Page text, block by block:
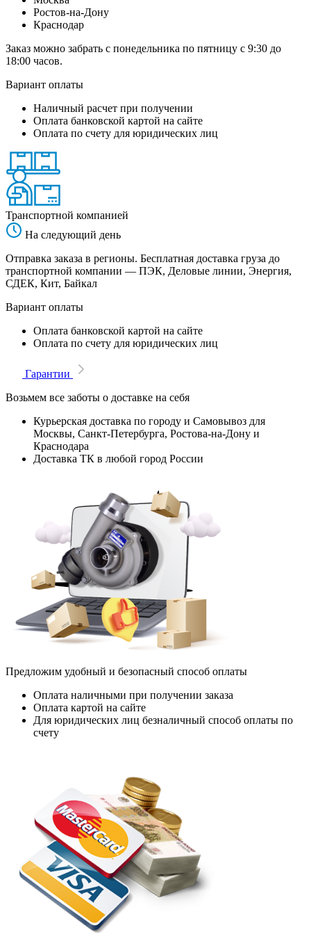
Ростов-на-Дону
Краснодар
Заказ можно забрать с понедельника по пятницу с 9:30 до
18:00 часов.
Вариант оплаты
Наличный расчет при получении
Оплата банковской картой на сайте
Оплата по счету для юридических лиц
Транспортной компанией
На следующий день
Отправка заказа в регионы. Бесплатная доставка груза до
транспортной компании — ПЭК, Деловые линии, Энергия,
СДЕК, Кит, Байкал
Вариант оплаты
Оплата банковской картой на сайте
Оплата по счету для юридических лиц
Гарантии
Возьмем все заботы о доставке на себя
Курьерская доставка по городу и Самовывоз для
Москвы, Санкт-Петербурга, Ростова-на-Дону и
Краснодара
Доставка ТК в любой город России
Предложим удобный и безопасный способ оплаты
Оплата наличными при получении заказа
Оплата картой на сайте
Для юридических лиц безналичный способ оплаты по
счету